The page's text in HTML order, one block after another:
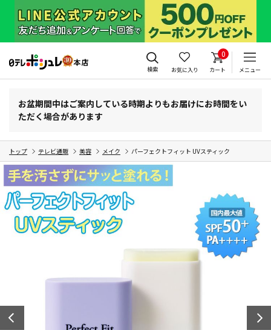
検索 お気に入り
0
カート メニュー
お盆期間中はご案内している時期よりもお届けにお時間をい
ただく場合があります
トップ テレビ通販 美容 メイク パーフェクトフィット UVスティック